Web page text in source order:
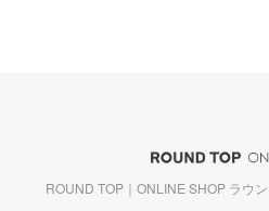
ROUND TOP｜ONLINE SHOP ラウ